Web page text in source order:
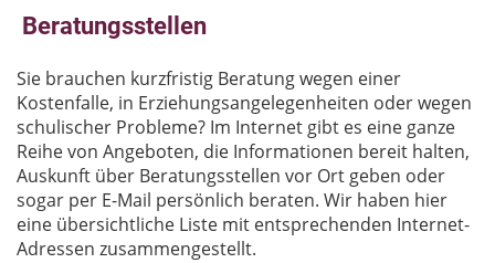
Beratungsstellen
Sie brauchen kurzfristig Beratung wegen einer
Kostenfalle, in Erziehungsangelegenheiten oder wegen
schulischer Probleme? Im Internet gibt es eine ganze
Reihe von Angeboten, die Informationen bereit halten,
Auskunft über Beratungsstellen vor Ort geben oder
sogar per E-Mail persönlich beraten. Wir haben hier
eine übersichtliche Liste mit entsprechenden Internet-
Adressen zusammengestellt.